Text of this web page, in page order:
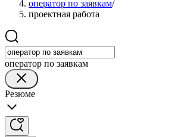
оператор по заявкам/
проектная работа
оператор по заявкам
Резюме